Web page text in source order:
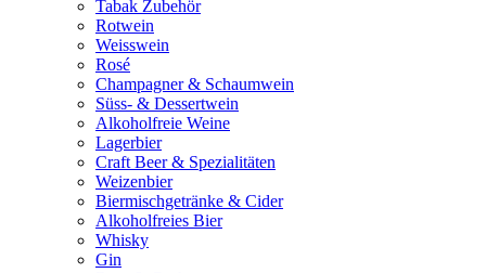
Tabak Zubehör
Rotwein
Weisswein
Rosé
Champagner & Schaumwein
Süss- & Dessertwein
Alkoholfreie Weine
Lagerbier
Craft Beer & Spezialitäten
Weizenbier
Biermischgetränke & Cider
Alkoholfreies Bier
Whisky
Gin